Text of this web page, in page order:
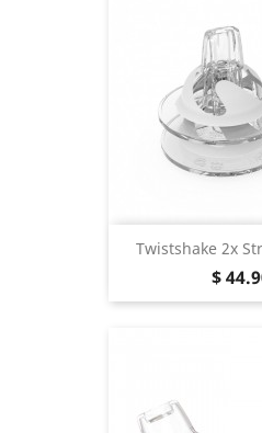
Twistshake 2x
$